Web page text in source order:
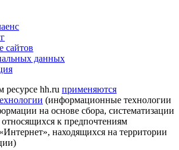
сайтов
данных
hh.ru применяются
(информационные технологии
на основе сбора, систематизации
к предпочтениям
находящихся на территории